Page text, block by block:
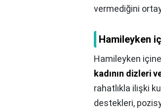
vermediğini
Hamileyken
Hamileyken
kadının dizleri
rahatlıkla ilişki
destekleri,